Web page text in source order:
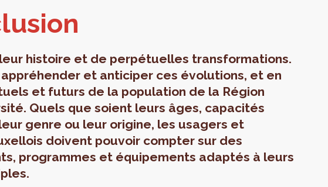
histoire et de perpétuelles transformations.
et anticiper ces évolutions, et en
et futurs de la population de la Région
Quels que soient leurs âges, capacités
genre ou leur origine, les usagers et
doivent pouvoir compter sur des
programmes et équipements adaptés à leurs